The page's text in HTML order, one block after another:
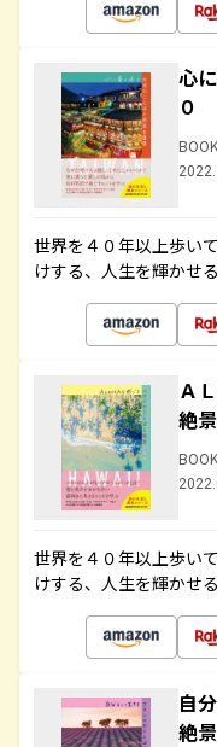
心
０
世界を４０年以上歩い
けする、人生を輝かせ
Ａ
絶
世界を４０年以上歩い
けする、人生を輝かせ
自
絶